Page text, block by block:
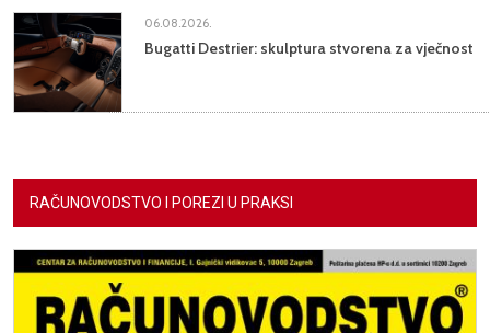
06.08.2026.
Bugatti Destrier: skulptura stvorena za vječnost
RAČUNOVODSTVO I POREZI U PRAKSI